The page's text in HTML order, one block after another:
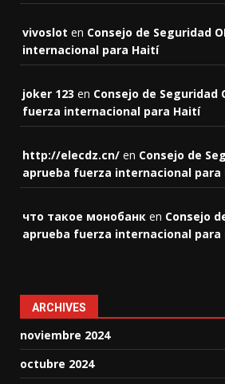
vivoslot en Consejo de Seguridad
internacional para Haití
joker 123 en Consejo de Seguridad
fuerza internacional para Haití
http://elecdz.cn/ en Consejo de
aprueba fuerza internacional para
что такое монобанк en Consejo
aprueba fuerza internacional para
ARCHIVES
noviembre 2024
octubre 2024